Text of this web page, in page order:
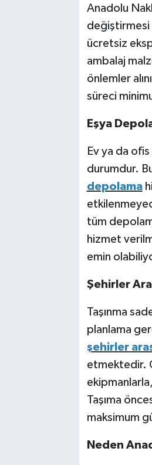
Anadolu
değiştirmesi
ücretsiz
ambalaj
önlemler
süreci
Eşya
Ev ya da ofis
durumdur.
depolama
tüm
hizmet
emin
Şehirler
Taşınma
planlama
şehirler
etmektedir.
Taşıma
maksimum
Neden